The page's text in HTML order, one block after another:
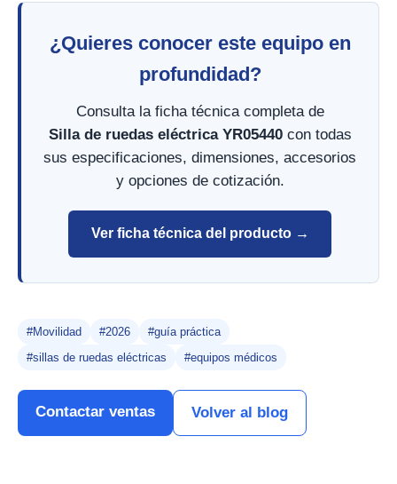
¿Quieres conocer este equipo en
profundidad?
Consulta la ficha técnica completa de
Silla de ruedas eléctrica YR05440con todas
sus especificaciones, dimensiones, accesorios
y opciones de cotización.
Ver ficha técnica del producto →
#Movilidad #2026
#guía práctica
#sillas de ruedas eléctricas
#equipos médicos
Contactar ventas Volver al blog